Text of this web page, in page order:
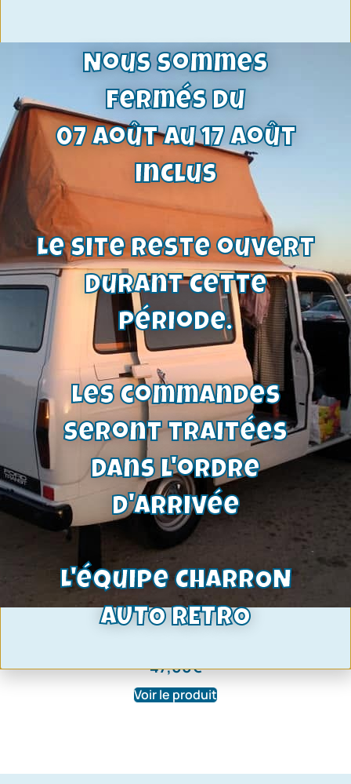
kit accessoires serrage roulement
avant | Ford Capri – Taunus – Transit –
escort – cortina – granada
22,20€
Voir le produit
Bras de suspension Ford Capri-Escort
47,00€
Voir le produit
Nous sommes
fermés du
07 août au 17 août
inclus
Le site reste ouvert
durant cette
période.
Les commandes
seront traitées
dans l'ordre
d'arrivée
L'équipe CHARRON
AUTO RETRO